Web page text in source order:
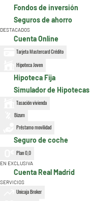
Fondos de inversión
Seguros de ahorro
DESTACADOS
Cuenta Online
Tarjeta Mastercard Crédito
Hipoteca Joven
Hipoteca Fija
Simulador de Hipotecas
Tasación vivienda
Bizum
Préstamo movilidad
Seguro de coche
Plan 0,0
EN EXCLUSIVA
Cuenta Real Madrid
SERVICIOS
Unicaja Broker